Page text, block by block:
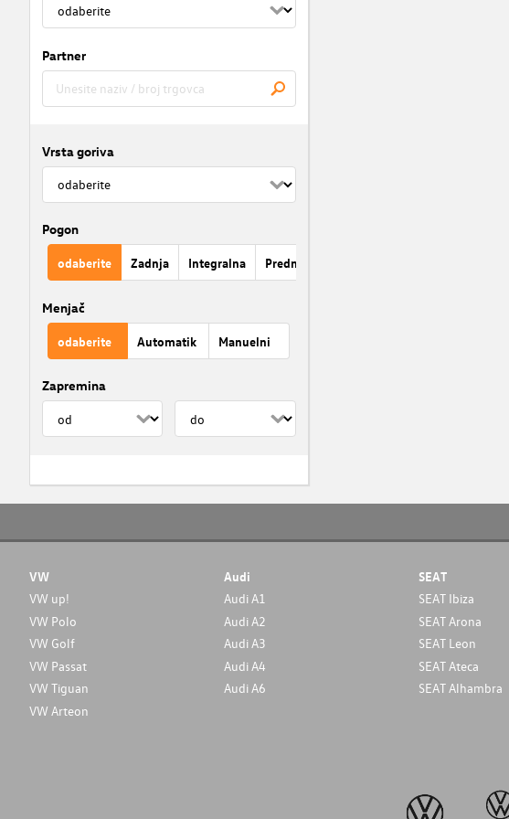
Partner
Vrsta goriva
Pogon
odaberite Zadnja Integralna Prednja
Menjač
odaberite Automatik Manuelni
Zapremina
VW
VW up!
VW Polo
VW Golf
VW Passat
VW Tiguan
VW Arteon
Audi
Audi A1
Audi A2
Audi A3
Audi A4
Audi A6
SEAT
SEAT Ibiza
SEAT Arona
SEAT Leon
SEAT Ateca
SEAT Alhambra